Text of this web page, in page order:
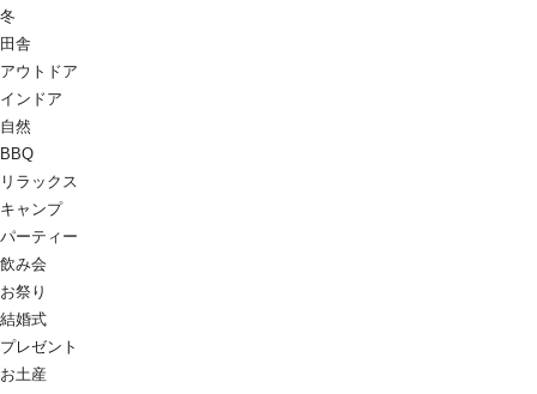
冬
田舎
アウトドア
インドア
自然
BBQ
リラックス
キャンプ
パーティー
飲み会
お祭り
結婚式
プレゼント
お土産